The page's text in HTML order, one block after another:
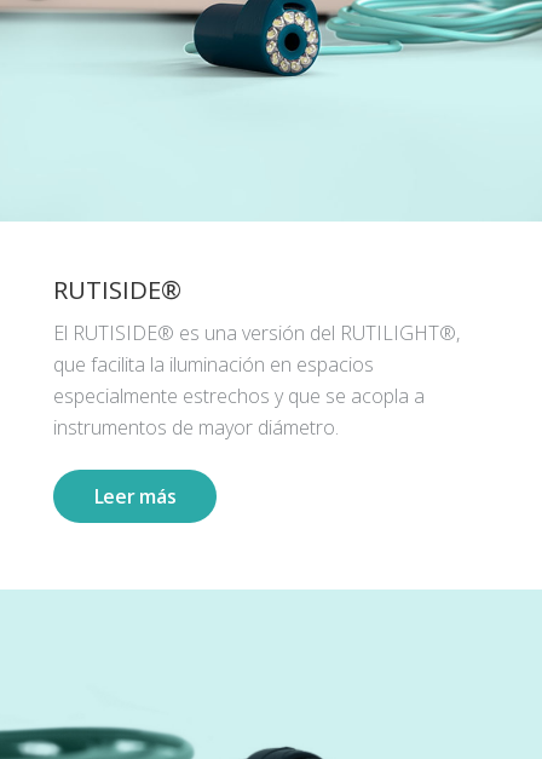
RUTISIDE®
El RUTISIDE® es una versión del RUTILIGHT®,
que facilita la iluminación en espacios
especialmente estrechos y que se acopla a
instrumentos de mayor diámetro.
Leer más